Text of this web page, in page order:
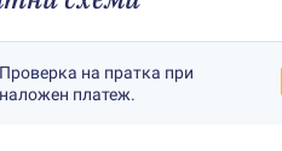
Проверка на пратка при
наложен платеж.